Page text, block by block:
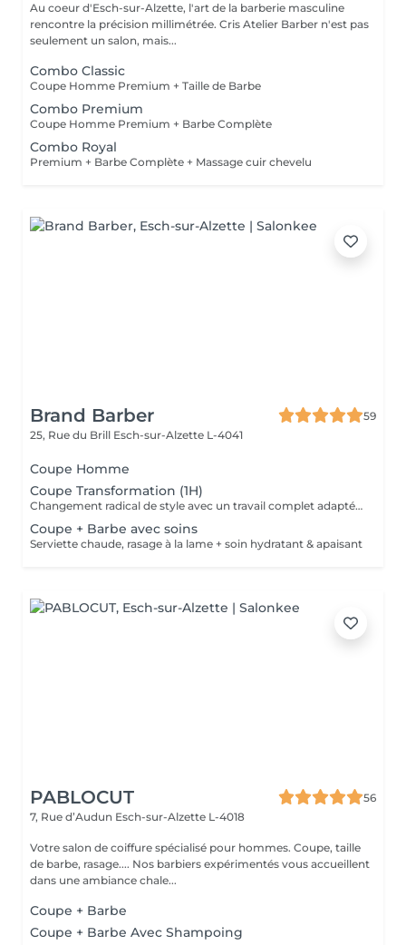
Au coeur d'Esch-sur-Alzette, l'art de la barberie masculine
rencontre la précision millimétrée. Cris Atelier Barber n'est pas
seulement un salon, mais...
Combo Classic
Coupe Homme Premium + Taille de Barbe
Combo Premium
Coupe Homme Premium + Barbe Complète
Combo Royal
Premium + Barbe Complète + Massage cuir chevelu
Brand Barber
59
25, Rue du Brill Esch-sur-Alzette L-4041
Coupe Homme
Coupe Transformation (1H)
Changement radical de style avec un travail complet adapté à votre nouvelle coupe.
Coupe + Barbe avec soins
Serviette chaude, rasage à la lame + soin hydratant & apaisant
PABLOCUT
56
7, Rue d’Audun Esch-sur-Alzette L-4018
Votre salon de coiffure spécialisé pour hommes. Coupe, taille
de barbe, rasage.... Nos barbiers expérimentés vous accueillent
dans une ambiance chale...
Coupe + Barbe
Coupe + Barbe Avec Shampoing